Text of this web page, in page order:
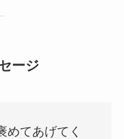
ージ
めてあげてく